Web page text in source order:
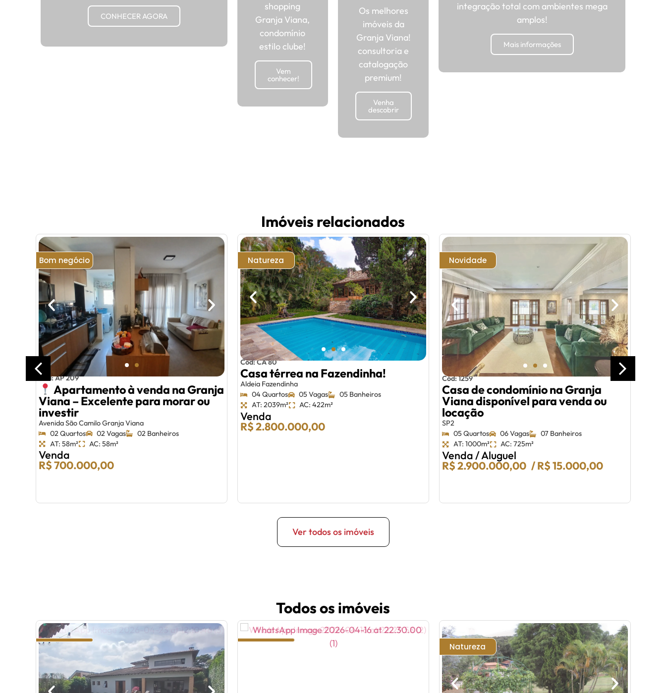
CONHECER AGORA
shopping
Granja Viana,
condomínio
estilo clube!
Vem
conhecer!
Os melhores
imóveis da
Granja Viana!
consultoria e
catalogação
premium!
Venha
descobrir
integração total com ambientes mega
amplos!
Mais informações
Imóveis relacionados
Bom negócio
Cód: AP 209
Apartamento à venda na Granja
Viana – Excelente para morar ou
investir
Avenida São Camilo Granja Viana
02 Quartos
02 Vagas
02 Banheiros
AT: 58m²
AC: 58m²
Venda
R$ 700.000,00
Natureza
Cód: CA 80
Casa térrea na Fazendinha!
Aldeia Fazendinha
04 Quartos
05 Vagas
05 Banheiros
AT: 2039m²
AC: 422m²
Venda
R$ 2.800.000,00
Novidade
Cód: 1259
Casa de condomínio na Granja
Viana disponível para venda ou
locação
SP2
05 Quartos
06 Vagas
07 Banheiros
AT: 1000m²
AC: 725m²
Venda / Aluguel
R$ 2.900.000,00 / R$ 15.000,00
Ver todos os imóveis
Todos os imóveis
Natureza